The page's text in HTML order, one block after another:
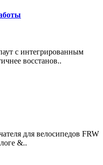
с интегрированным
восстанов..
для велосипедов FRW
&..